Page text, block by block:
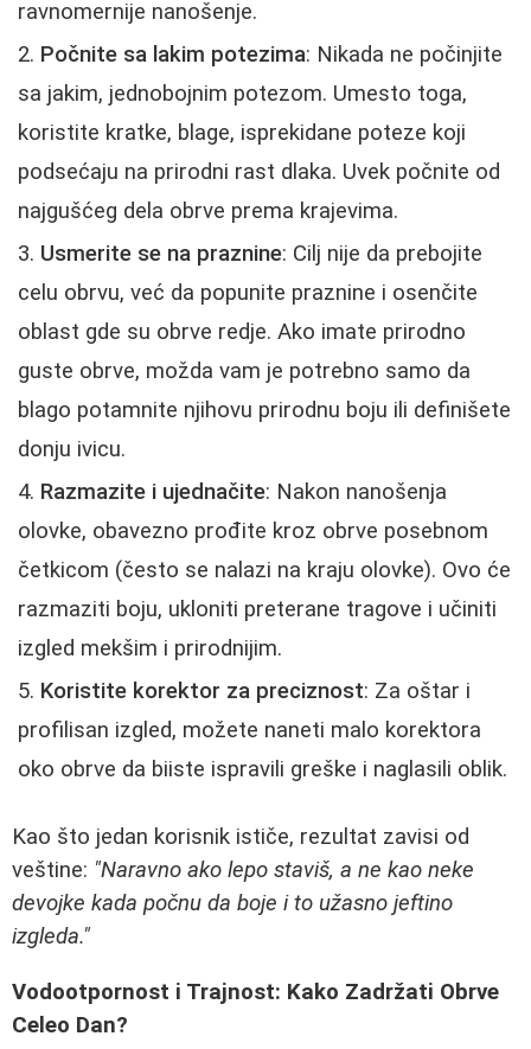
ravnomernije nanošenje.
Počnite sa lakim potezima: Nikada ne počinjite
sa jakim, jednobojnim potezom. Umesto toga,
koristite kratke, blage, isprekidane poteze koji
podsećaju na prirodni rast dlaka. Uvek počnite od
najgušćeg dela obrve prema krajevima.
Usmerite se na praznine: Cilj nije da prebojite
celu obrvu, već da popunite praznine i osenčite
oblast gde su obrve redje. Ako imate prirodno
guste obrve, možda vam je potrebno samo da
blago potamnite njihovu prirodnu boju ili definišete
donju ivicu.
Razmazite i ujednačite: Nakon nanošenja
olovke, obavezno prođite kroz obrve posebnom
četkicom (često se nalazi na kraju olovke). Ovo će
razmaziti boju, ukloniti preterane tragove i učiniti
izgled mekšim i prirodnijim.
Koristite korektor za preciznost: Za oštar i
profilisan izgled, možete naneti malo korektora
oko obrve da biiste ispravili greške i naglasili oblik.
Kao što jedan korisnik ističe, rezultat zavisi od
veštine: "Naravno ako lepo staviš, a ne kao neke
devojke kada počnu da boje i to užasno jeftino
izgleda."
Vodootpornost i Trajnost: Kako Zadržati Obrve
Celeo Dan?